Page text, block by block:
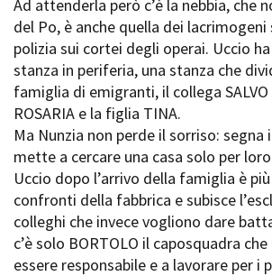
NEWS
CASTING
Amministrazione trasparente
Bandi e gare
Contatti
Privacy
Cookie policy
Whistleblowing
Ad attenderla però c’è la nebbia, che
del Po, è anche quella dei
polizia sui cortei degli operai. Uccio
stanza in periferia, una stanza che
famiglia di emigranti, il collega
ROSARIA e la figlia TINA.
Ma Nunzia non perde il sorriso: segna
mette a cercare una casa solo per
Uccio dopo l’arrivo della famiglia è
confronti della fabbrica e subisce
colleghi che invece vogliono dare
c’è solo BORTOLO il caposquadra
essere responsabile e a lavorare per i